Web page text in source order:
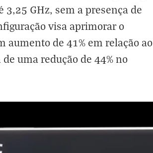
GHz, sem a presença de
visa aprimorar o
de 41% em relação ao
uma redução de 44% no